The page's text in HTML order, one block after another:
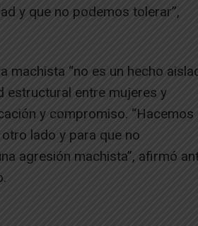
y que no podemos tolerar”,
machista “no es un hecho
estructural entre mujeres y
y compromiso. “Hacemos
lado y para que no
agresión machista”, afirmó